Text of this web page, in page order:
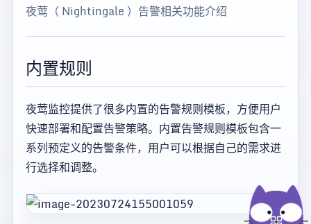
夜莺（ Nightingale ）告警相关功能介绍
内置规则
夜莺监控提供了很多内置的告警规则模板，方便用户
快速部署和配置告警策略。内置告警规则模板包含一
系列预定义的告警条件，用户可以根据自己的需求进
行选择和调整。